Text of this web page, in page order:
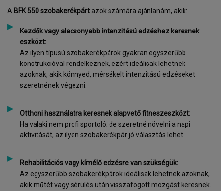
A BFK 550 szobakerékpárt azok számára ajánlanám, akik:
Kezdők vagy alacsonyabb intenzitású edzéshez keresnek
eszközt:
Az ilyen típusú szobakerékpárok gyakran egyszerűbb
konstrukcióval rendelkeznek, ezért ideálisak lehetnek
azoknak, akik könnyed, mérsékelt intenzitású edzéseket
szeretnének végezni.
Otthoni használatra keresnek alapvető fitneszeszközt:
Ha valaki nem profi sportoló, de szeretné növelni a napi
aktivitását, az ilyen szobakerékpár jó választás lehet.
Rehabilitációs vagy kímélő edzésre van szükségük:
Az egyszerűbb szobakerékpárok ideálisak lehetnek azoknak,
akik műtét vagy sérülés után visszafogott mozgást keresnek.